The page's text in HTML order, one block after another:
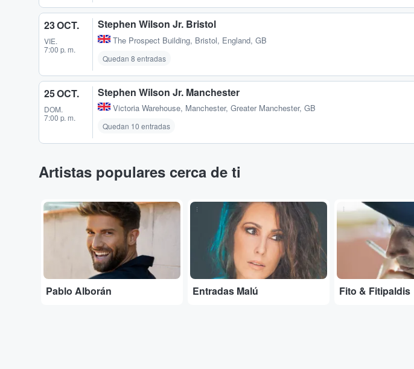
23 OCT.
VIE.
7:00 p. m.
Stephen Wilson Jr. Bristol
The Prospect Building, Bristol, England, GB
Quedan 8 entradas
25 OCT.
DOM.
7:00 p. m.
Stephen Wilson Jr. Manchester
Victoria Warehouse, Manchester, Greater Manchester, GB
Quedan 10 entradas
Artistas populares cerca de ti
...
Pablo Alborán
...
Entradas Malú Fito & Fitipaldis